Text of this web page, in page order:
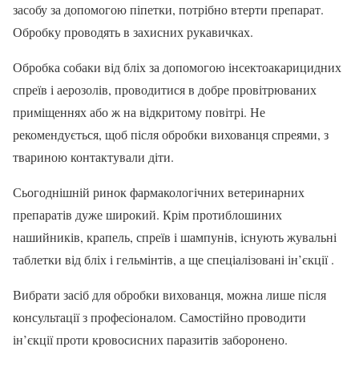
засобу за допомогою піпетки, потрібно втерти препарат.
Обробку проводять в захисних рукавичках.
Обробка собаки від бліх за допомогою інсектоакарицидних
спреїв і аерозолів, проводитися в добре провітрюваних
приміщеннях або ж на відкритому повітрі. Не
рекомендується, щоб після обробки вихованця спреями, з
твариною контактували діти.
Сьогоднішній ринок фармакологічних ветеринарних
препаратів дуже широкий. Крім протиблошиних
нашийників, крапель, спреїв і шампунів, існують жувальні
таблетки від бліх і гельмінтів, а ще спеціалізовані ін’єкції .
Вибрати засіб для обробки вихованця, можна лише після
консультації з професіоналом. Самостійно проводити
ін’єкції проти кровосисних паразитів заборонено.